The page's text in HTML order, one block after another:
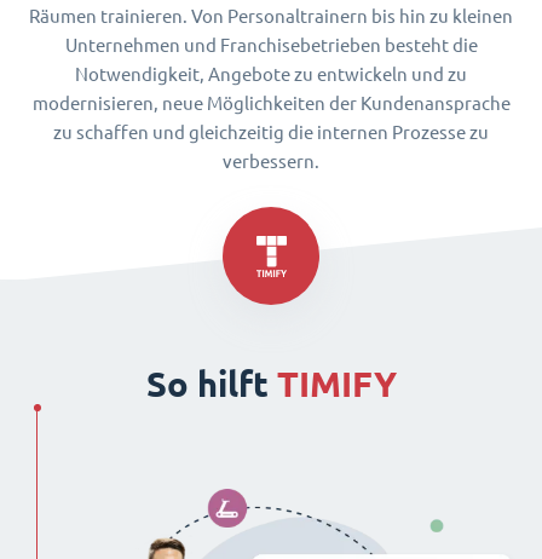
Räumen trainieren. Von Personaltrainern bis hin zu kleinen
Unternehmen und Franchisebetrieben besteht die
Notwendigkeit, Angebote zu entwickeln und zu
modernisieren, neue Möglichkeiten der Kundenansprache
zu schaffen und gleichzeitig die internen Prozesse zu
verbessern.
So hilft TIMIFY